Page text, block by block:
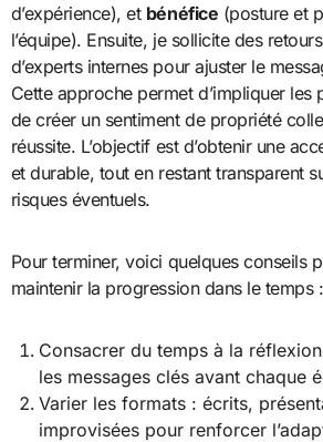
d’expérience), et bénéfice (posture et
l’équipe). Ensuite, je sollicite des
d’experts internes pour ajuster le
Cette approche permet d’impliquer les
de créer un sentiment de propriété
réussite. L’objectif est d’obtenir une
et durable, tout en restant transparent
risques éventuels.
Pour terminer, voici quelques conseils
maintenir la progression dans le temps :
Consacrer du temps à la
les messages clés avant chaque
Varier les formats : écrits,
improvisées pour renforcer